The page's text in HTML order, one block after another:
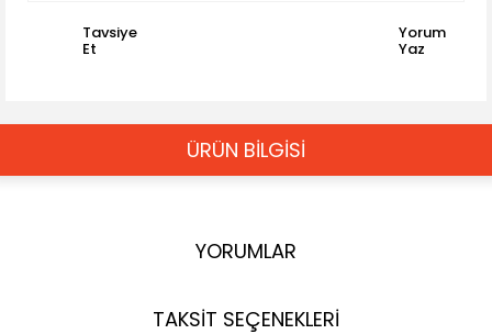
Tavsiye
Et
Yorum
Yaz
ÜRÜN BİLGİSİ
YORUMLAR
TAKSİT SEÇENEKLERİ